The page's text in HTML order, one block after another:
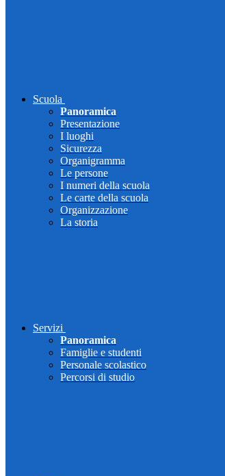
Scuola
Panoramica
Presentazione
I luoghi
Sicurezza
Organigramma
Le persone
I numeri della scuola
Le carte della scuola
Organizzazione
La storia
Servizi
Panoramica
Famiglie e studenti
Personale scolastico
Percorsi di studio